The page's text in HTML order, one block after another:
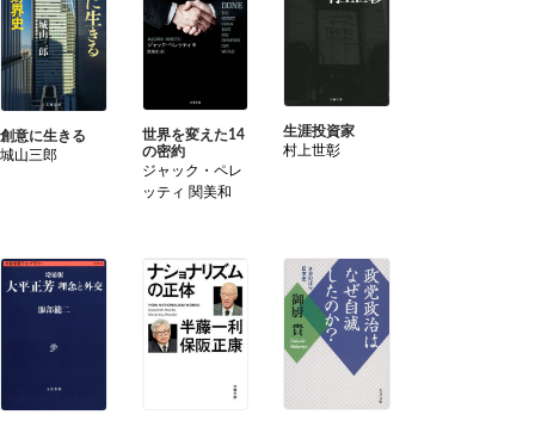
創意に生きる
城山三郎
世界を変えた14
の密約
ジャック・ペレ
ッティ 関美和
生涯投資家
村上世彰